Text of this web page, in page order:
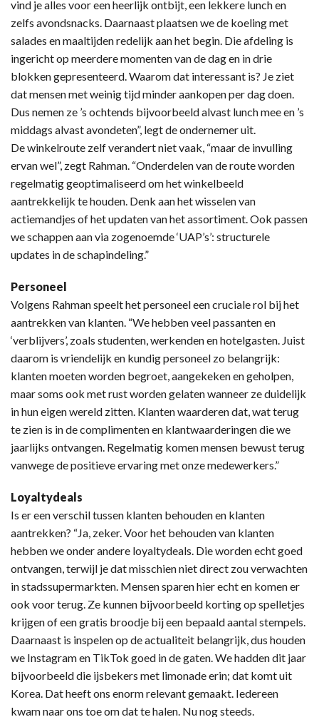
vind je alles voor een heerlijk ontbijt, een lekkere lunch en
zelfs avondsnacks. Daarnaast plaatsen we de koeling met
salades en maaltijden redelijk aan het begin. Die afdeling is
ingericht op meerdere momenten van de dag en in drie
blokken gepresenteerd. Waarom dat interessant is? Je ziet
dat mensen met weinig tijd minder aankopen per dag doen.
Dus nemen ze ’s ochtends bijvoorbeeld alvast lunch mee en ’s
middags alvast avondeten”, legt de ondernemer uit.
De winkelroute zelf verandert niet vaak, “maar de invulling
ervan wel”, zegt Rahman. “Onderdelen van de route worden
regelmatig geoptimaliseerd om het winkelbeeld
aantrekkelijk te houden. Denk aan het wisselen van
actiemandjes of het updaten van het assortiment. Ook passen
we schappen aan via zogenoemde ‘UAP’s’: structurele
updates in de schapindeling.”
Personeel
Volgens Rahman speelt het personeel een cruciale rol bij het
aantrekken van klanten. “We hebben veel passanten en
‘verblijvers’, zoals studenten, werkenden en hotelgasten. Juist
daarom is vriendelijk en kundig personeel zo belangrijk:
klanten moeten worden begroet, aangekeken en geholpen,
maar soms ook met rust worden gelaten wanneer ze duidelijk
in hun eigen wereld zitten. Klanten waarderen dat, wat terug
te zien is in de complimenten en klantwaarderingen die we
jaarlijks ontvangen. Regelmatig komen mensen bewust terug
vanwege de positieve ervaring met onze medewerkers.”
Loyaltydeals
Is er een verschil tussen klanten behouden en klanten
aantrekken? “Ja, zeker. Voor het behouden van klanten
hebben we onder andere loyaltydeals. Die worden echt goed
ontvangen, terwijl je dat misschien niet direct zou verwachten
in stadssupermarkten. Mensen sparen hier echt en komen er
ook voor terug. Ze kunnen bijvoorbeeld korting op spelletjes
krijgen of een gratis broodje bij een bepaald aantal stempels.
Daarnaast is inspelen op de actualiteit belangrijk, dus houden
we Instagram en TikTok goed in de gaten. We hadden dit jaar
bijvoorbeeld die ijsbekers met limonade erin; dat komt uit
Korea. Dat heeft ons enorm relevant gemaakt. Iedereen
kwam naar ons toe om dat te halen. Nu nog steeds.